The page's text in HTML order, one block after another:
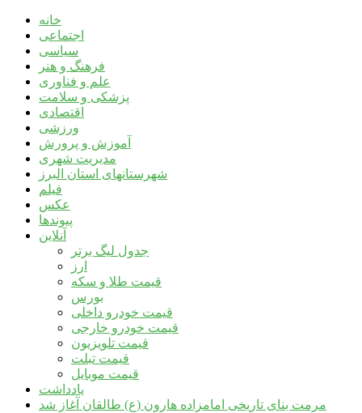
خانه
اجتماعی
سیاسی
فرهنگ و هنر
علم و فناوری
پزشکی و سلامت
اقتصادی
ورزشی
آموزش و پرورش
مدیریت شهری
شهرستانهای استان البرز
فیلم
عکس
پیوندها
آنلاین
جدول لیگ برتر
ارز
قیمت طلا و سکه
بورس
قیمت خودرو داخلی
قیمت خودرو خارجی
قیمت تلویزیون
قیمت تبلت
قیمت موبایل
یادداشت
مرمت بنای تاریخی امامزاده هارون (ع) طالقان آغاز شد